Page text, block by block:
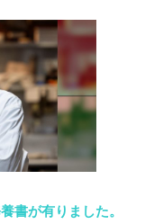
書が有りました。